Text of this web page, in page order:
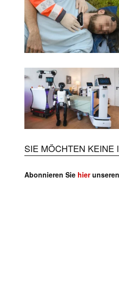
SIE MÖCHTEN KEINE
Abonnieren Sie hier